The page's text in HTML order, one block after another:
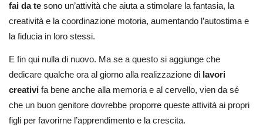
fai da te sono un’attività che aiuta a stimolare la fantasia, la
creatività e la coordinazione motoria, aumentando l’autostima e
la fiducia in loro stessi.
E fin qui nulla di nuovo. Ma se a questo si aggiunge che
dedicare qualche ora al giorno alla realizzazione di lavori
creativi fa bene anche alla memoria e al cervello, vien da sé
che un buon genitore dovrebbe proporre queste attività ai propri
figli per favorirne l’apprendimento e la crescita.